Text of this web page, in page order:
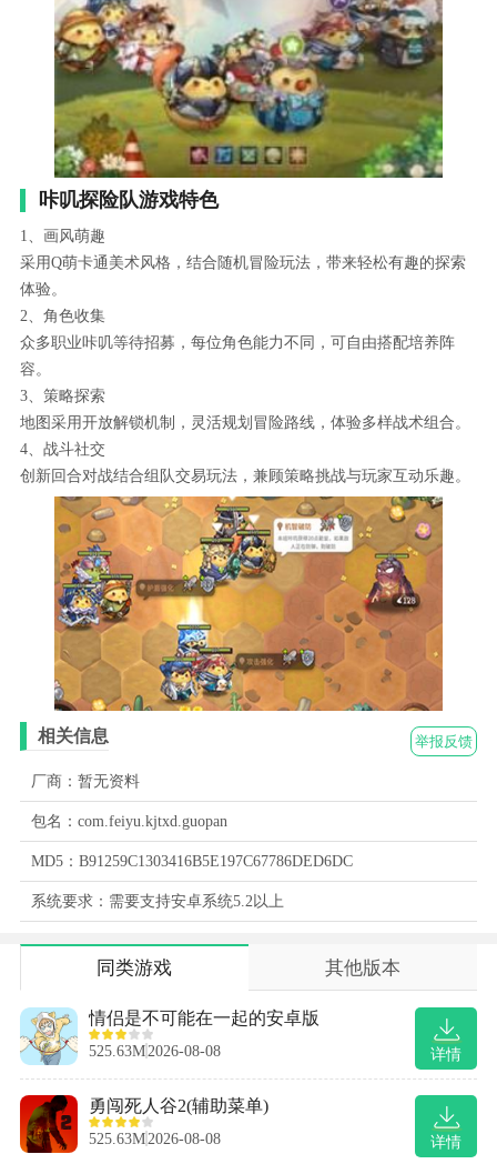
咔叽探险队游戏特色
1、画风萌趣
采用Q萌卡通美术风格，结合随机冒险玩法，带来轻松有趣的探索
体验。
2、角色收集
众多职业咔叽等待招募，每位角色能力不同，可自由搭配培养阵
容。
3、策略探索
地图采用开放解锁机制，灵活规划冒险路线，体验多样战术组合。
4、战斗社交
创新回合对战结合组队交易玩法，兼顾策略挑战与玩家互动乐趣。
举报反馈
相关信息
厂商：暂无资料
包名：com.feiyu.kjtxd.guopan
MD5：B91259C1303416B5E197C67786DED6DC
系统要求：需要支持安卓系统5.2以上
同类游戏 其他版本
详情
情侣是不可能在一起的安卓版
525.63M 2026-08-08
详情
勇闯死人谷2(辅助菜单)
525.63M 2026-08-08